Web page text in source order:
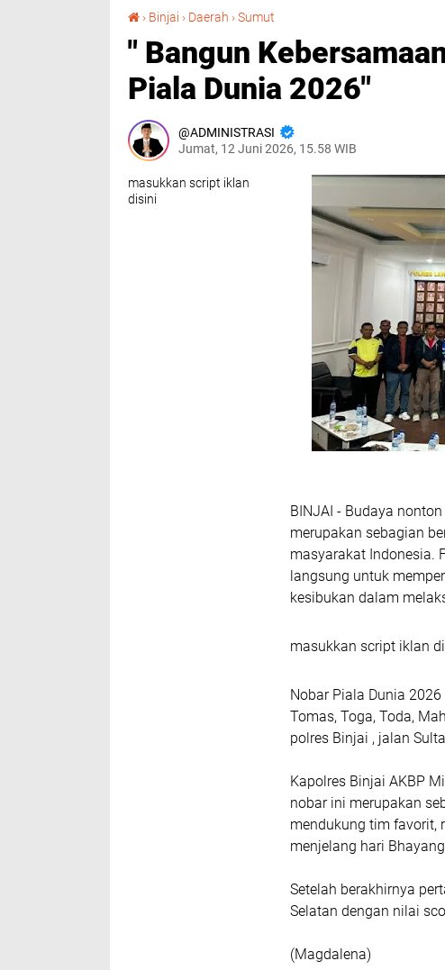
› Binjai › Daerah ›Sumut
" Bangun
Piala Dunia 2026"
ADMINISTRASI
Jumat, 12 Juni 2026, 15.58 WIB
masukkan script iklan
disini
BINJAI - Budaya
merupakan sebagian
masyarakat Indonesia.
langsung untuk
kesibukan dalam
masukkan script iklan
Nobar Piala Dunia
Tomas, Toga, Toda,
polres Binjai , jalan
Kapolres Binjai AKBP
nobar ini merupakan
mendukung tim favorit,
menjelang hari
Setelah berakhirnya
Selatan dengan nilai
(Magdalena)